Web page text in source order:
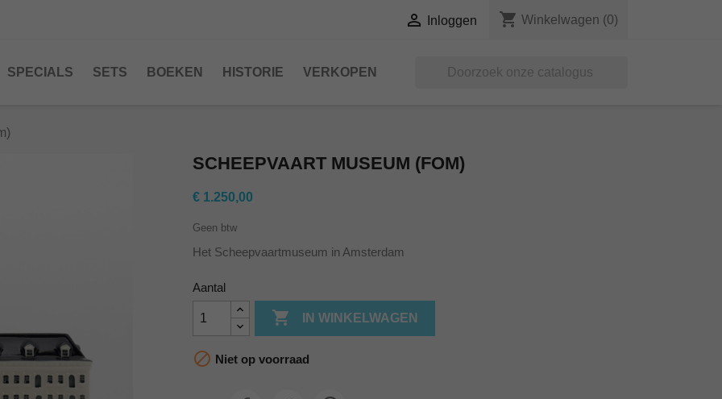
 Inloggen shopping_cart Winkelwagen (0)
SPECIALS SETS BOEKEN HISTORIE VERKOPEN
SCHEEPVAART MUSEUM (FOM)
€ 1.250,00
Geen btw
Het Scheepvaartmuseum in Amsterdam
Aantal
 IN WINKELWAGEN
 Niet op voorraad